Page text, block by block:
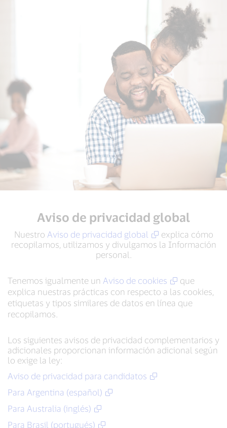
Aviso de privacidad global
Nuestro Aviso de privacidad global
explica cómo
recopilamos, utilizamos y divulgamos la Información
personal.
Tenemos igualmente un Aviso de cookies
que
explica nuestras prácticas con respecto a las cookies,
etiquetas y tipos similares de datos en línea que
recopilamos.
Los siguientes avisos de privacidad complementarios y
adicionales proporcionan información adicional según
lo exige la ley:
Aviso de privacidad para candidatos
Para Argentina (español)
Para Australia (inglés)
Para Brasil (portugués)